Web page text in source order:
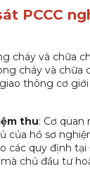
PCCC
cháy và chữa
cháy và chữa
thông cơ
thu: Cơ quan
của hồ sơ
các quy định tại
chủ đầu tư